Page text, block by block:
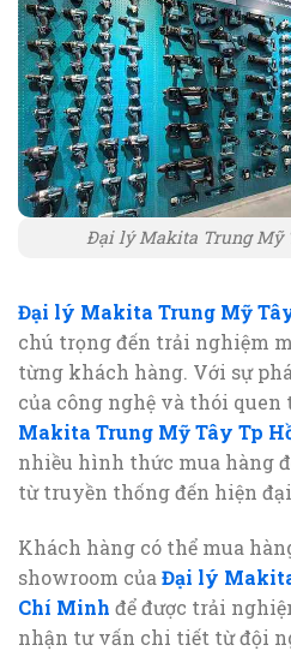
Đại lý Makita Trung Mỹ
Đại lý Makita Trung Mỹ
chú trọng đến trải nghiệm
từng khách hàng. Với sự
của công nghệ và thói quen
Makita Trung Mỹ Tây Tp
nhiều hình thức mua hàng
từ truyền thống đến hiện
Khách hàng có thể mua
showroom của Đại lý
Chí Minh để được trải
nhận tư vấn chi tiết từ đội